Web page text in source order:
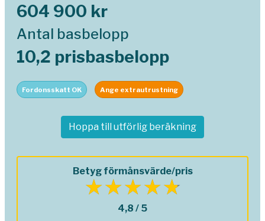
604 900 kr
Antal basbelopp
10,2 prisbasbelopp
Fordonsskatt OK Ange extrautrustning
Hoppa till utförlig beräkning
Betyg förmånsvärde/pris
4,8 / 5